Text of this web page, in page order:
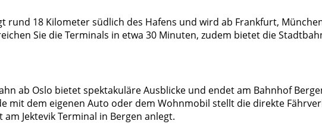
rund 18 Kilometer südlich des Hafens und wird ab Frankfurt,
Sie die Terminals in etwa 30 Minuten, zudem bietet die
ab Oslo bietet spektakuläre Ausblicke und endet am Bahnhof
mit dem eigenen Auto oder dem Wohnmobil stellt die direkte
Jektevik Terminal in Bergen anlegt.